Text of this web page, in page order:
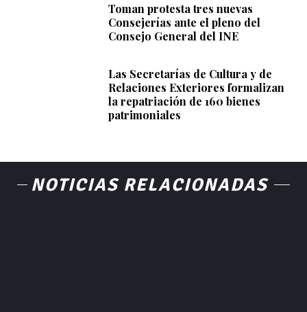
Toman protesta tres nuevas
Consejerías ante el pleno del
Consejo General del INE
Las Secretarías de Cultura y de
Relaciones Exteriores formalizan
la repatriación de 160 bienes
patrimoniales
NOTICIAS RELACIONADAS